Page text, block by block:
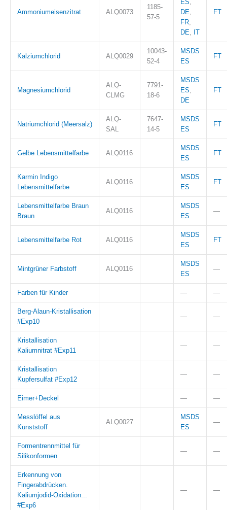
Ammoniumeisenzitrat ALQ0073
1185-
57-5
ES,
DE,
FR,
DE, IT
FT
Kalziumchlorid ALQ0029
10043-
52-4
MSDS
ES
FT
Magnesiumchlorid
ALQ-
CLMG
7791-
18-6
MSDS
ES,
DE
FT
Natriumchlorid (Meersalz)
ALQ-
SAL
7647-
14-5
MSDS
ES
FT
Gelbe Lebensmittelfarbe ALQ0116
MSDS
ES
FT
Karmin Indigo
Lebensmittelfarbe
ALQ0116
MSDS
ES
FT
Lebensmittelfarbe Braun
Braun
ALQ0116
MSDS
ES
—
Lebensmittelfarbe Rot ALQ0116
MSDS
ES
FT
Mintgrüner Farbstoff ALQ0116
MSDS
ES
—
Farben für Kinder — —
Berg-Alaun-Kristallisation
#Exp10
— —
Kristallisation
Kaliumnitrat #Exp11
— —
Kristallisation
Kupfersulfat #Exp12
— —
Eimer+Deckel — —
Messlöffel aus
Kunststoff
ALQ0027
MSDS
ES
—
Formentrennmittel für
Silikonformen
— —
Erkennung von
Fingerabdrücken.
Kaliumjodid-Oxidation...
#Exp6
— —